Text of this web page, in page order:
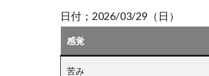
日付；2026/03/29（日）
感覚
苦み